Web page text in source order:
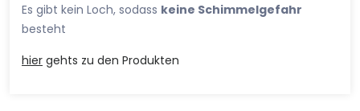
Es gibt kein Loch, sodass keine Schimmelgefahr
besteht
hier gehts zu den Produkten